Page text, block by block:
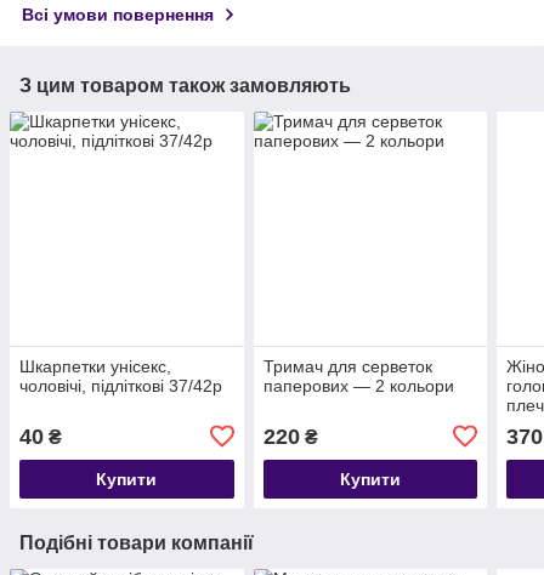
Всі умови повернення
З цим товаром також замовляють
Шкарпетки унісекс,
чоловічі, підліткові 37/42р
40 ₴
Купити
Тримач для серветок
паперових — 2 кольори
220₴
Купити
370
Подібні товари компанії